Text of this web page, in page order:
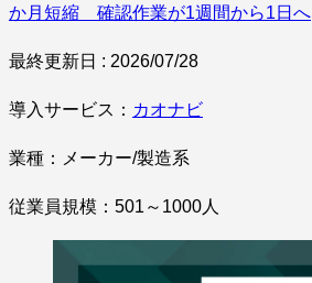
か月短縮 確認作業が1週間から1日へ
最終更新日 : 2026/07/28
導入サービス： カオナビ
業種：メーカー/製造系
従業員規模：501～1000人